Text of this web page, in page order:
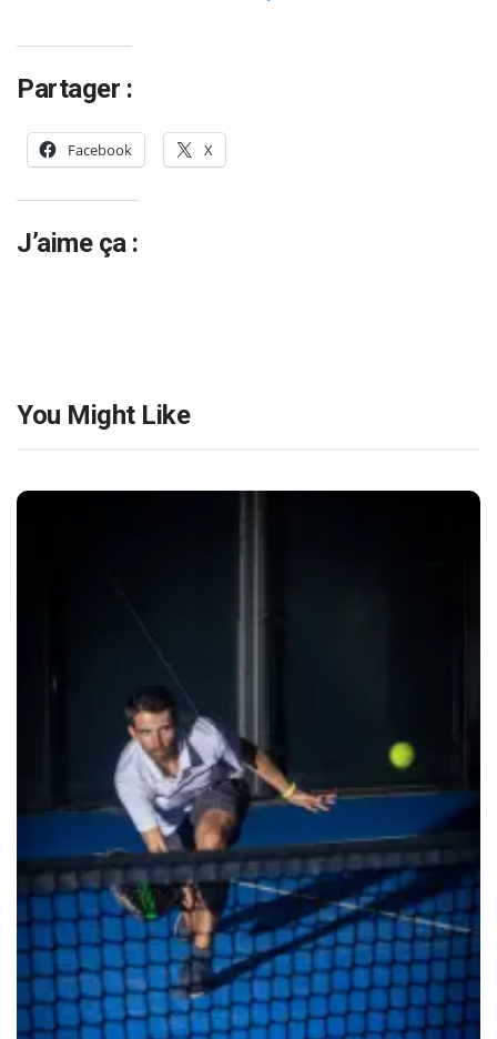
Partager :
Facebook X
J’aime ça :
You Might Like